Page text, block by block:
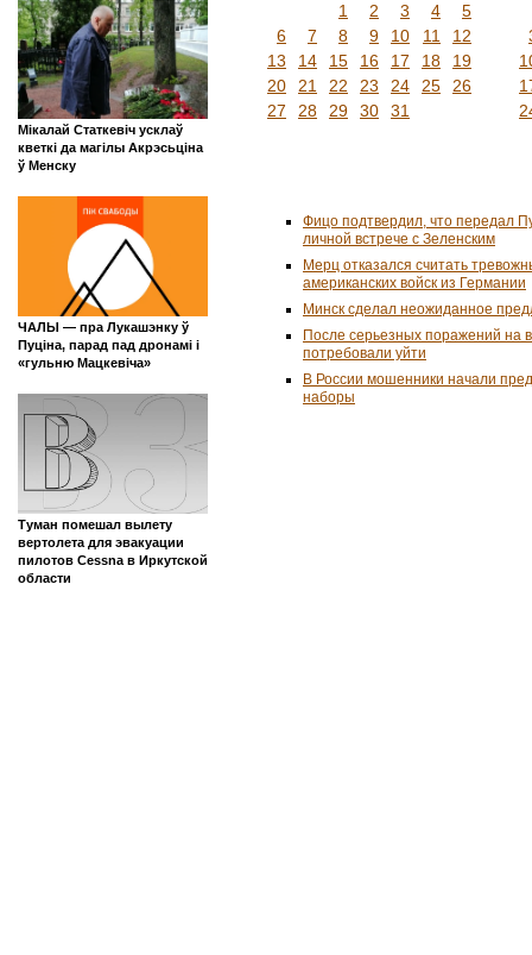
Мікалай Статкевіч усклаў
кветкі да магілы Акрэсьціна
ў Менску
ЧАЛЫ — пра Лукашэнку ў
Пуціна, парад пад дронамі і
«гульню Мацкевіча»
Туман помешал вылету
вертолета для эвакуации
пилотов Cessna в Иркутской
области
1 2 3 4
5
6
7 8 9 10 11
12
13
14 15 16 17 18
19
20
21 22 23 24 25
26
27
28 29 30 31
Фицо подтвердил, что передал
личной встрече с Зеленским
Мерц отказался считать
американских войск из Германии
Минск сделал неожиданное
После серьезных поражений на
потребовали уйти
В России мошенники начали
наборы